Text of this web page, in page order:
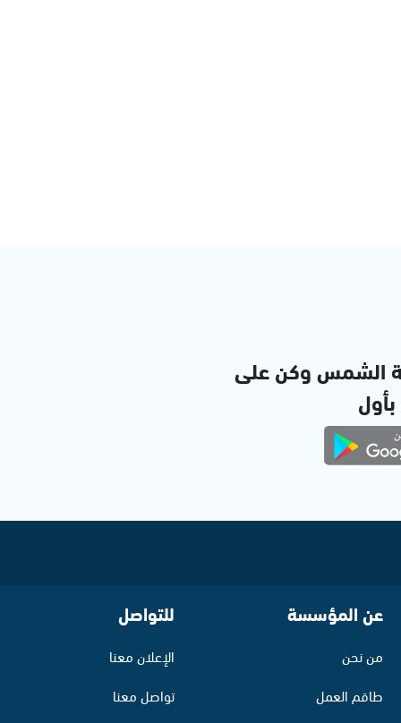
الشمس وكن على
بأول
عن المؤسسة
من نحن
طاقم العمل
للتواصل
الإعلان معنا
تواصل معنا